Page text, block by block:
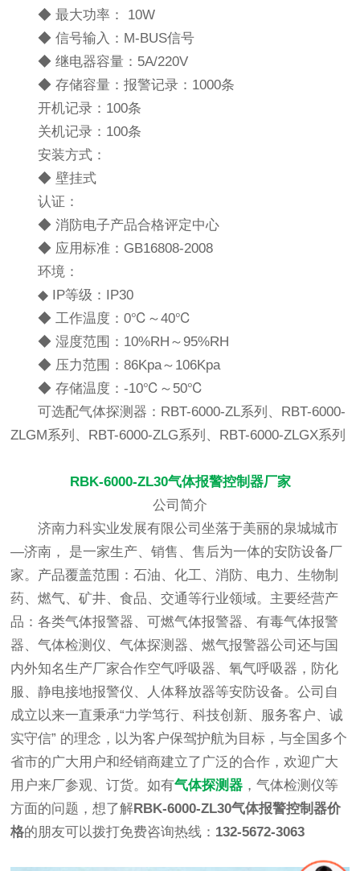
◆ 最大功率： 10W
◆ 信号输入：M-BUS信号
◆ 继电器容量：5A/220V
◆ 存储容量：报警记录：1000条
开机记录：100条
关机记录：100条
安装方式：
◆ 壁挂式
认证：
◆ 消防电子产品合格评定中心
◆ 应用标准：GB16808-2008
环境：
◆ IP等级：IP30
◆ 工作温度：0℃～40℃
◆ 湿度范围：10%RH～95%RH
◆ 压力范围：86Kpa～106Kpa
◆ 存储温度：-10℃～50℃
可选配气体探测器：RBT-6000-ZL系列、RBT-6000-
ZLGM系列、RBT-6000-ZLG系列、RBT-6000-ZLGX系列
RBK-6000-ZL30气体报警控制器厂家
公司简介
济南力科实业发展有限公司坐落于美丽的泉城城市
—济南， 是一家生产、销售、售后为一体的安防设备厂
家。产品覆盖范围：石油、化工、消防、电力、生物制
药、燃气、矿井、食品、交通等行业领域。主要经营产
品：各类气体报警器、可燃气体报警器、有毒气体报警
器、气体检测仪、气体探测器、燃气报警器公司还与国
内外知名生产厂家合作空气呼吸器、氧气呼吸器，防化
服、静电接地报警仪、人体释放器等安防设备。公司自
成立以来一直秉承“力学笃行、科技创新、服务客户、诚
实守信” 的理念，以为客户保驾护航为目标，与全国多个
省市的广大用户和经销商建立了广泛的合作，欢迎广大
用户来厂参观、订货。如有气体探测器 ，气体检测仪等
方面的问题，想了解RBK-6000-ZL30气体报警控制器价
格的朋友可以拨打免费咨询热线： 132-5672-3063